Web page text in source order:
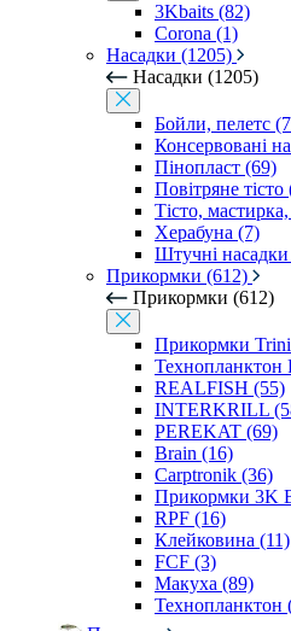
3Kbaits (82)
Corona (1)
Насадки (1205)
Насадки (1205)
Бойли, пелетс
Консервовані
Пінопласт (69)
Повітряне тісто
Тісто,
Херабуна (7)
Штучні
Прикормки (612)
Прикормки (612)
Прикормки
Технопланктон
REALFISH (55)
INTERKRILL
PEREKAT (69)
Brain (16)
Carptronik (36)
Прикормки 3K
RPF (16)
Клейковина (11)
FCF (3)
Макуха (89)
Технопланктон